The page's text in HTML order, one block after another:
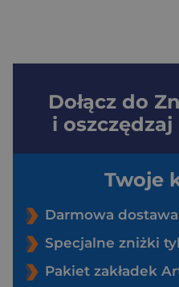
Dołącz do
i
Twoje
Darmowa dostawa
Specjalne zniżki
Pakiet zakładek